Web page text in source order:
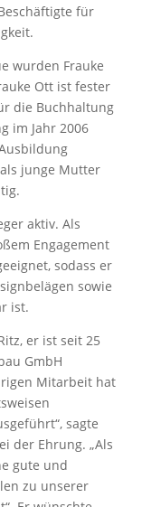
für
wurden Frauke
Ott ist fester
die Buchhaltung
im Jahr 2006
junge Mutter
aktiv. Als
Engagement
sodass er
sowie
ist.
er ist seit 25
GmbH
Mitarbeit hat
sagte
der Ehrung. „Als
gute und
zu unserer